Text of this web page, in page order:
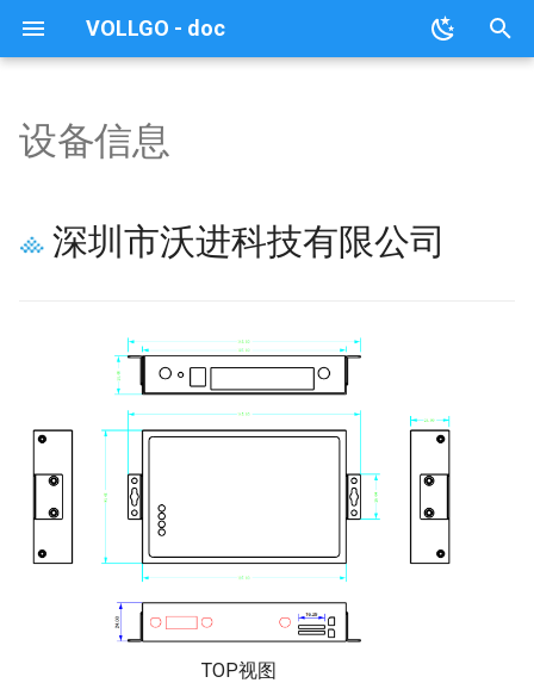
VOLLGO - doc
入
以
始
SPI模块(高性价比)
SPI模块(SUB-G频段) SX1262、SX1268
SX1231
PAN3120
PAN3060
PAN3031
PAN3020
Si24R1、NRF24L01
SPI模块(5.8G频段)
VG43F6TxxxN0S1 系列模
PAN3060TxxxN0M1 系列
VG4142TxxxN0M1 系列模
块
VGdd79TxxxN0M2 系列模
VGdd79TxxxN0M4 系列模
VGdd79TxxxX0M1 系列模
块
蓝牙BLE模块
VG6328A-Plus、
VG6328A-Pro 模块
VG6328A 模块
WiFi模块
GNSS定位模块
VG7669T160N0SA 模块
简介
设备信息
参数配置协议说明
典型应用场景
简介
设备信息
简介
设备信息
特性
技 术 参 数
简介
设备信息
简介
设备信息
串口操作协议说明
常用工具
模块测试套件
设备信息
深圳市沃进科技有限公司
TOP视图